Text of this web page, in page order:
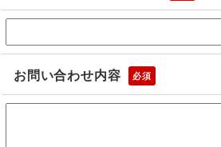
お問い合わせ内容 必須